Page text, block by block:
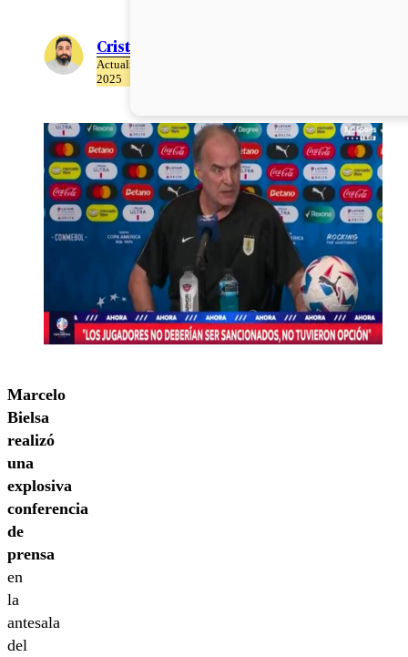
Cristián Meza
Actualizado el 23 de Abril del
2025
Marcelo
Bielsa
realizó
una
explosiva
conferencia
de
prensa
en
la
antesala
del